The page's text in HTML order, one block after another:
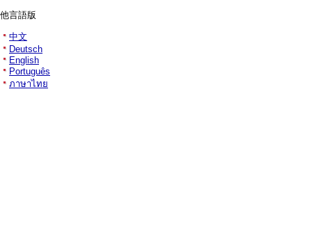
他言語版
中文
Deutsch
English
Português
ภาษาไทย